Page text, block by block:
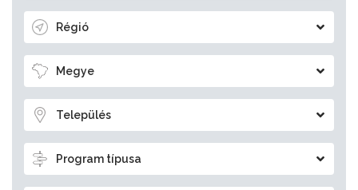
Régió
Megye
Település
Program típusa